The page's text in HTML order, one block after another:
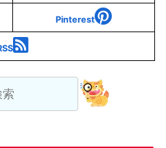
Pinterest